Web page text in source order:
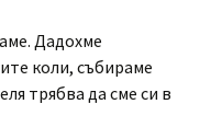
Дадохме
коли, събираме
трябва да сме си в